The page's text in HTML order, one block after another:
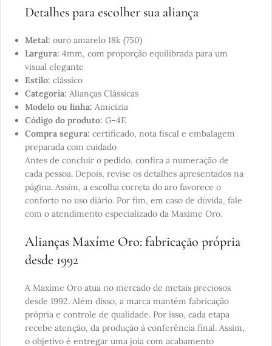
Detalhes para escolher sua aliança
Metal: ouro amarelo 18k (750)
Largura: 4mm, com proporção equilibrada para um
visual elegante
Estilo: clássico
Categoria: Alianças Clássicas
Modelo ou linha: Amicizia
Código do produto: G-4E
Compra segura: certificado, nota fiscal e embalagem
preparada com cuidado
Antes de concluir o pedido, confira a numeração de
cada pessoa. Depois, revise os detalhes apresentados na
página. Assim, a escolha correta do aro favorece o
conforto no uso diário. Por fim, em caso de dúvida, fale
com o atendimento especializado da Maxíme Oro.
Alianças Maxíme Oro: fabricação própria
desde 1992
A Maxíme Oro atua no mercado de metais preciosos
desde 1992. Além disso, a marca mantém fabricação
própria e controle de qualidade. Por isso, cada etapa
recebe atenção, da produção à conferência final. Assim,
o objetivo é entregar uma joia com acabamento